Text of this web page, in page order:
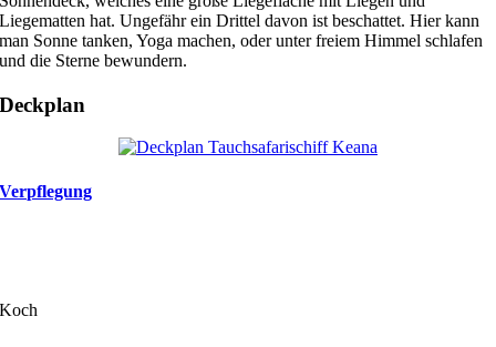
Liegematten hat. Ungefähr ein Drittel davon ist beschattet. Hier kann
man Sonne tanken, Yoga machen, oder unter freiem Himmel schlafen
und die Sterne bewundern.
Deckplan
Verpflegung
Koch